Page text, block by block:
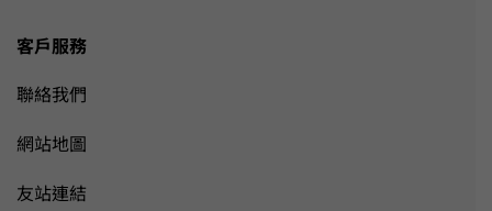
客戶服務
聯絡我們
網站地圖
友站連結